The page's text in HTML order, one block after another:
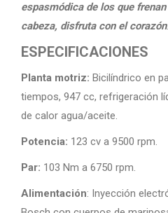
espasmódica de los que
cabeza, disfruta con el corazón.
ESPECIFICACIONES
Planta motriz: Bicilíndrico en
tiempos, 947 cc, refrigeración
de calor agua/aceite.
Potencia: 123 cv a 9500 rpm.
Par: 103 Nm a 6750 rpm.
Alimentación: Inyección